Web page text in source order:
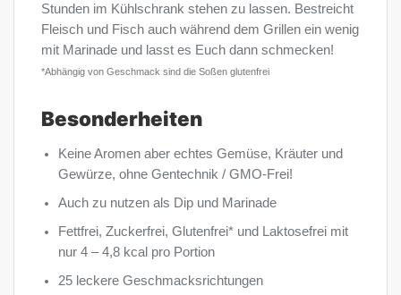
Stunden im Kühlschrank stehen zu lassen. Bestreicht
Fleisch und Fisch auch während dem Grillen ein wenig
mit Marinade und lasst es Euch dann schmecken!
*Abhängig von Geschmack sind die Soßen glutenfrei
Besonderheiten
Keine Aromen aber echtes Gemüse, Kräuter und
Gewürze, ohne Gentechnik / GMO-Frei!
Auch zu nutzen als Dip und Marinade
Fettfrei, Zuckerfrei, Glutenfrei* und Laktosefrei mit
nur 4 – 4,8 kcal pro Portion
25 leckere Geschmacksrichtungen